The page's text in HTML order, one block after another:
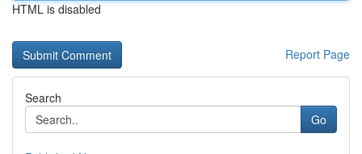
HTML is disabled
Report Page
Search
Go